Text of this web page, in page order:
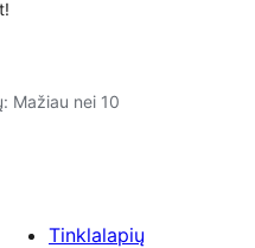
Mažiau nei 10
Tinklalapių